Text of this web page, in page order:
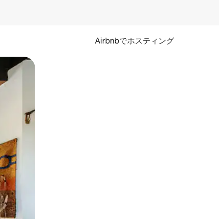
Airbnbでホスティング
できます。